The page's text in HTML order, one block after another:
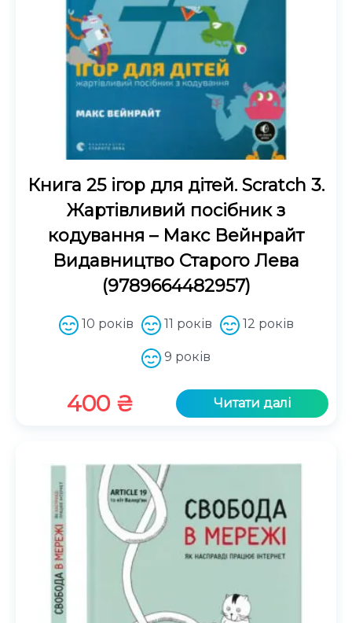
Книга 25 ігор для дітей. Scratch 3.
Жартівливий посібник з
кодування – Макс Вейнрайт
Видавництво Старого Лева
(9789664482957)
10 років 11 років 12 років
9 років
400 ₴ Читати далі